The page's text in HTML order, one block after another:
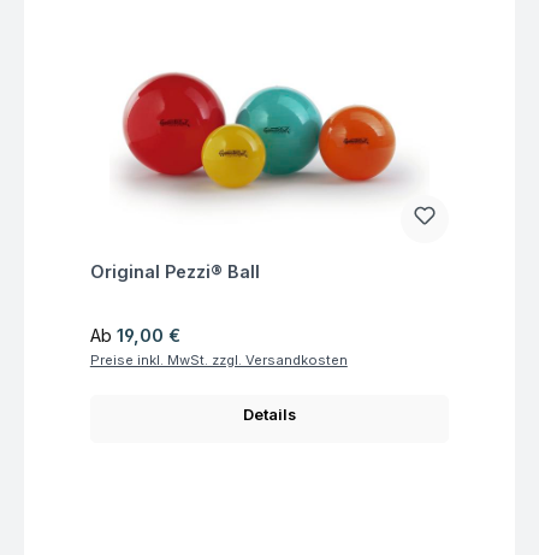
Fragen zum Artikel
Original Pezzi® Ball
Regulärer Preis:
Ab 19,00 €
Preise inkl. MwSt. zzgl. Versandkosten
Details